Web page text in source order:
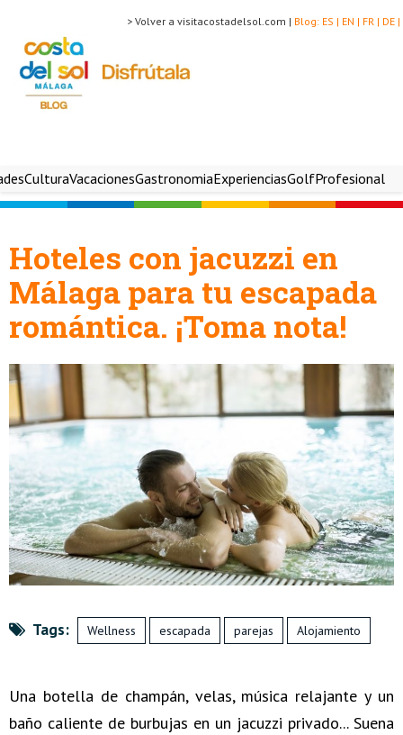
DE |
FR |
EN |
ES |
Blog:
> Volver a visitacostadelsol.com |
CulturaVacacionesGastronomiaExperienciasGolfProfesional
Hoteles con jacuzzi en
Málaga para tu escapada
romántica. ¡Toma nota!
Tags: Wellness escapada parejas Alojamiento
Una botella de champán, velas, música relajante y un
baño caliente de burbujas en un jacuzzi privado... Suena